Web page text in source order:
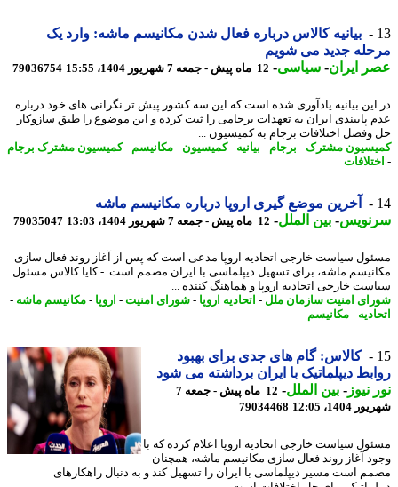
بیانیه کالاس درباره فعال شدن مکانیسم ماشه: وارد یک
جدید می شویم
ایران- سیاسی-12 ماه پیش - جمعه 7 شهریور 1404، 15:55 79036754
بیانیه یادآوری شده است که این سه کشور پیش تر نگرانی های خود درباره
پایبندی ایران به تعهدات برجامی را ثبت کرده و این موضوع را طبق سازوکار
اختلافات برجام به کمیسیون ...
مشترک- برجام -بیانیه-کمیسیون-مکانیسم-کمیسیون مشترک برجام
آخرین موضع گیری اروپا درباره مکانیسم ماشه
-بین الملل-12 ماه پیش - جمعه 7 شهریور 1404، 13:03 79035047
سیاست خارجی اتحادیه اروپا مدعی است که پس از آغاز روند فعال سازی
ماشه، برای تسهیل دیپلماسی با ایران مصمم است. - کایا کالاس مسئول
خارجی اتحادیه اروپا و هماهنگ کننده ...
امنیت سازمان ملل -اتحادیه اروپا - شورای امنیت-اروپا - مکانیسم ماشه-
-مکانیسم
کالاس: گام های جدی برای بهبود
دیپلماتیک با ایران برداشته می شود
نیوز-بین الملل-
12 ماه پیش - جمعه 7
12:05
79034468
سیاست خارجی اتحادیه اروپا اعلام کرده که با
آغاز روند فعال سازی مکانیسم ماشه، همچنان
است مسیر دیپلماسی با ایران را تسهیل کند و به دنبال راهکارهای